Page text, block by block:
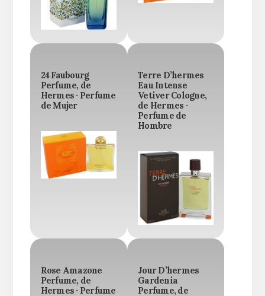
24 Faubourg
Perfume, de
Hermes · Perfume
de Mujer
Terre D’hermes
Eau Intense
Vetiver Cologne,
de Hermes ·
Perfume de
Hombre
Rose Amazone
Perfume, de
Hermes · Perfume
Jour D’hermes
Gardenia
Perfume, de